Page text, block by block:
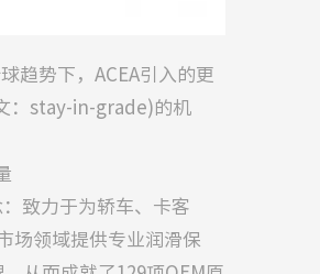
势下，ACEA引入的更
：stay-in-grade)的机
致力于为轿车、卡客
场领域提供专业润滑保